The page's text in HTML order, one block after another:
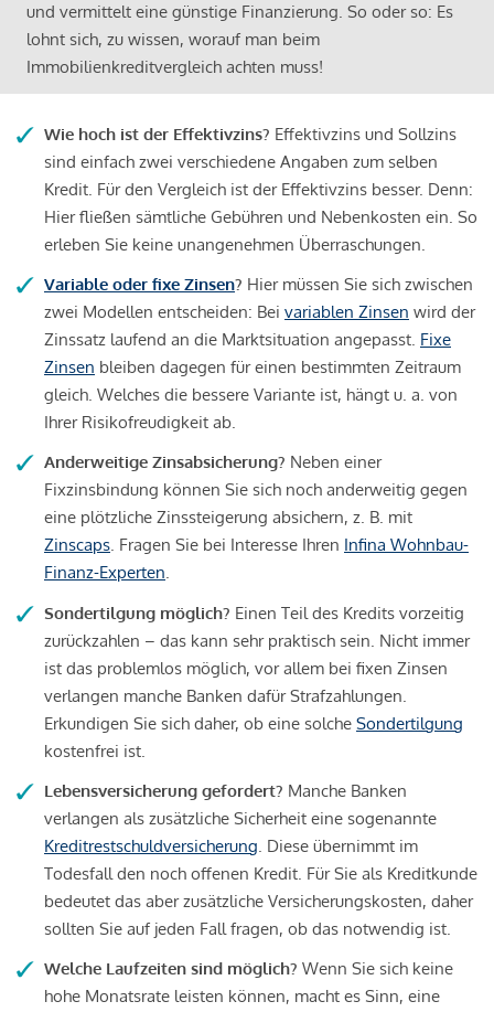
und vermittelt eine günstige Finanzierung. So oder so: Es
lohnt sich, zu wissen, worauf man beim
Immobilienkreditvergleich achten muss!
Wie hoch ist der Effektivzins? Effektivzins und Sollzins
sind einfach zwei verschiedene Angaben zum selben
Kredit. Für den Vergleich ist der Effektivzins besser. Denn:
Hier fließen sämtliche Gebühren und Nebenkosten ein. So
erleben Sie keine unangenehmen Überraschungen.
Variable oder fixe Zinsen? Hier müssen Sie sich zwischen
zwei Modellen entscheiden: Bei variablen Zinsen wird der
Zinssatz laufend an die Marktsituation angepasst. Fixe
Zinsen bleiben dagegen für einen bestimmten Zeitraum
gleich. Welches die bessere Variante ist, hängt u. a. von
Ihrer Risikofreudigkeit ab.
Anderweitige Zinsabsicherung? Neben einer
Fixzinsbindung können Sie sich noch anderweitig gegen
eine plötzliche Zinssteigerung absichern, z. B. mit
Zinscaps. Fragen Sie bei Interesse Ihren Infina Wohnbau-
Finanz-Experten.
Sondertilgung möglich? Einen Teil des Kredits vorzeitig
zurückzahlen – das kann sehr praktisch sein. Nicht immer
ist das problemlos möglich, vor allem bei fixen Zinsen
verlangen manche Banken dafür Strafzahlungen.
Erkundigen Sie sich daher, ob eine solche Sondertilgung
kostenfrei ist.
Lebensversicherung gefordert? Manche Banken
verlangen als zusätzliche Sicherheit eine sogenannte
Kreditrestschuldversicherung. Diese übernimmt im
Todesfall den noch offenen Kredit. Für Sie als Kreditkunde
bedeutet das aber zusätzliche Versicherungskosten, daher
sollten Sie auf jeden Fall fragen, ob das notwendig ist.
Welche Laufzeiten sind möglich? Wenn Sie sich keine
hohe Monatsrate leisten können, macht es Sinn, eine